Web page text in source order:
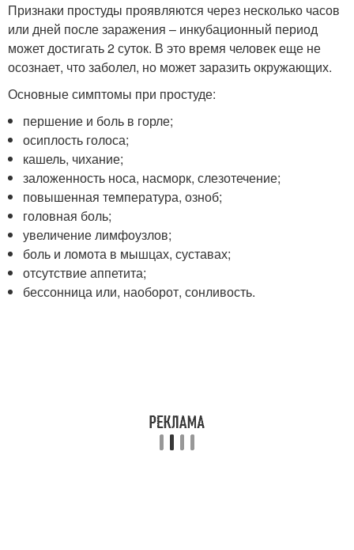
Признаки простуды проявляются через несколько часов
или дней после заражения – инкубационный период
может достигать 2 суток. В это время человек еще не
осознает, что заболел, но может заразить окружающих.
Основные симптомы при простуде:
першение и боль в горле;
осиплость голоса;
кашель, чихание;
заложенность носа, насморк, слезотечение;
повышенная температура, озноб;
головная боль;
увеличение лимфоузлов;
боль и ломота в мышцах, суставах;
отсутствие аппетита;
бессонница или, наоборот, сонливость.